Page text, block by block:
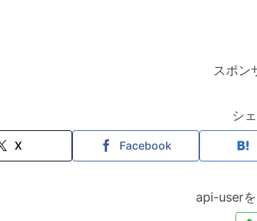
スポン
シ
X Facebook
api-user